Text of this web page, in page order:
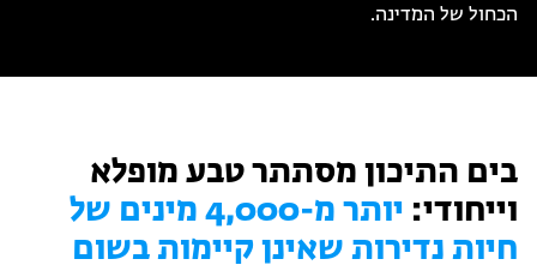
חופשות בבתי ספר שדה
ארץ אהבתי – קבוצות טיולים למבוגרים
הכחול של המדינה.
בים התיכון מסתתר טבע מופלא
וייחודי:
יותר מ-4,000 מינים של
חיות נדירות שאינן קיימות בשום